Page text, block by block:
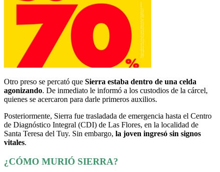
Otro preso se percató que Sierra estaba dentro de una celda
agonizando. De inmediato le informó a los custodios de la cárcel,
quienes se acercaron para darle primeros auxilios.
Posteriormente, Sierra fue trasladada de emergencia hasta el Centro
de Diagnóstico Integral (CDI) de Las Flores, en la localidad de
Santa Teresa del Tuy. Sin embargo, la joven ingresó sin signos
vitales.
¿CÓMO MURIÓ SIERRA?